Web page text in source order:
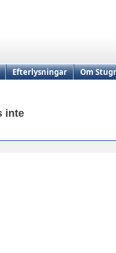
Efterlysningar Om
inte